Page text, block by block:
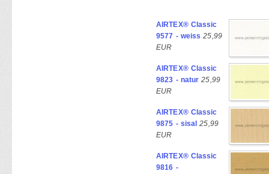
AIRTEX® Classic
9577 - weiss 25,99
EUR
AIRTEX® Classic
9823 - natur 25,99
EUR
AIRTEX® Classic
9875 - sisal 25,99
EUR
AIRTEX® Classic
9816 -